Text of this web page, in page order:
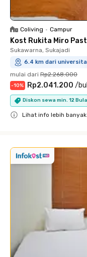
Coliving • Campur
Kost Rukita Miro
Sukawarna, Sukajadi
6.4 km dari
mulai dari Rp2.268.000
-10% Rp2.041.200 /
Diskon sewa min. 12
Lihat info lebih banyak